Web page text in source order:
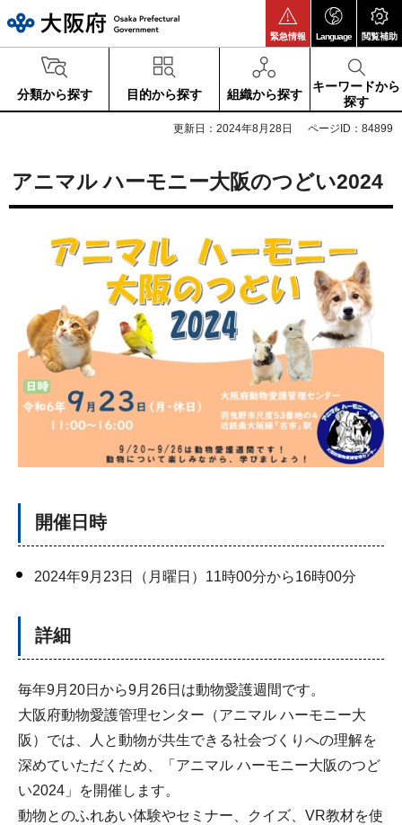
緊急情報 Language 閲覧補助
分類から探す 目的から探す 組織から探す
キーワードから
探す
更新日：2024年8月28日 ページID：84899
アニマル ハーモニー大阪のつどい2024
開催日時
2024年9月23日（月曜日）11時00分から16時00分
詳細
毎年9月20日から9月26日は動物愛護週間です。
大阪府動物愛護管理センター（アニマル ハーモニー大
阪）では、人と動物が共生できる社会づくりへの理解を
深めていただくため、「アニマル ハーモニー大阪のつど
い2024」を開催します。
動物とのふれあい体験やセミナー、クイズ、VR教材を使